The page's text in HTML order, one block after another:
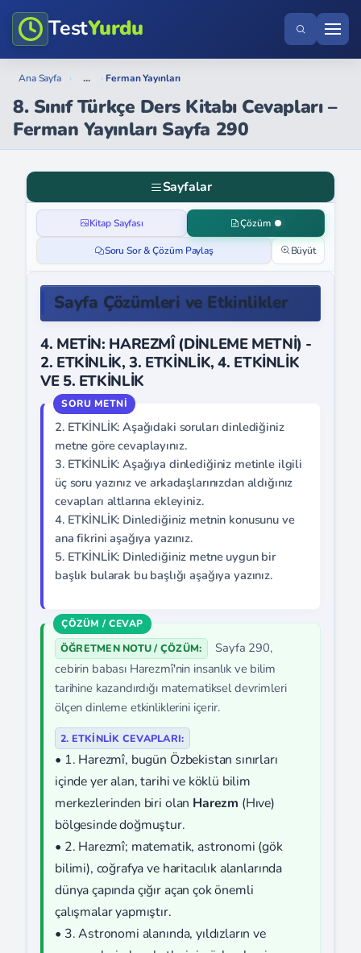
TestYurdu
Ana Sayfa › ... › Ferman Yayınları
8. Sınıf Türkçe Ders Kitabı Cevapları –
Ferman Yayınları Sayfa 290
Sayfalar
Kitap Sayfası Çözüm
Soru Sor & Çözüm Paylaş Büyüt
Sayfa Çözümleri ve Etkinlikler
4. METİN: HAREZMÎ (DİNLEME METNİ) -
2. ETKİNLİK, 3. ETKİNLİK, 4. ETKİNLİK
VE 5. ETKİNLİK
2. ETKİNLİK: Aşağıdaki soruları dinlediğiniz
metne göre cevaplayınız.
3. ETKİNLİK: Aşağıya dinlediğiniz metinle ilgili
üç soru yazınız ve arkadaşlarınızdan aldığınız
cevapları altlarına ekleyiniz.
4. ETKİNLİK: Dinlediğiniz metnin konusunu ve
ana fikrini aşağıya yazınız.
5. ETKİNLİK: Dinlediğiniz metne uygun bir
başlık bularak bu başlığı aşağıya yazınız.
ÖĞRETMEN NOTU / ÇÖZÜM:
Sayfa 290,
cebirin babası Harezmî'nin insanlık ve bilim
tarihine kazandırdığı matematiksel devrimleri
ölçen dinleme etkinliklerini içerir.
2. ETKİNLİK CEVAPLARI:
• 1. Harezmî, bugün Özbekistan sınırları
içinde yer alan, tarihi ve köklü bilim
merkezlerinden biri olan Harezm (Hıve)
bölgesinde doğmuştur.
• 2. Harezmî; matematik, astronomi (gök
bilimi), coğrafya ve haritacılık alanlarında
dünya çapında çığır açan çok önemli
çalışmalar yapmıştır.
• 3. Astronomi alanında, yıldızların ve